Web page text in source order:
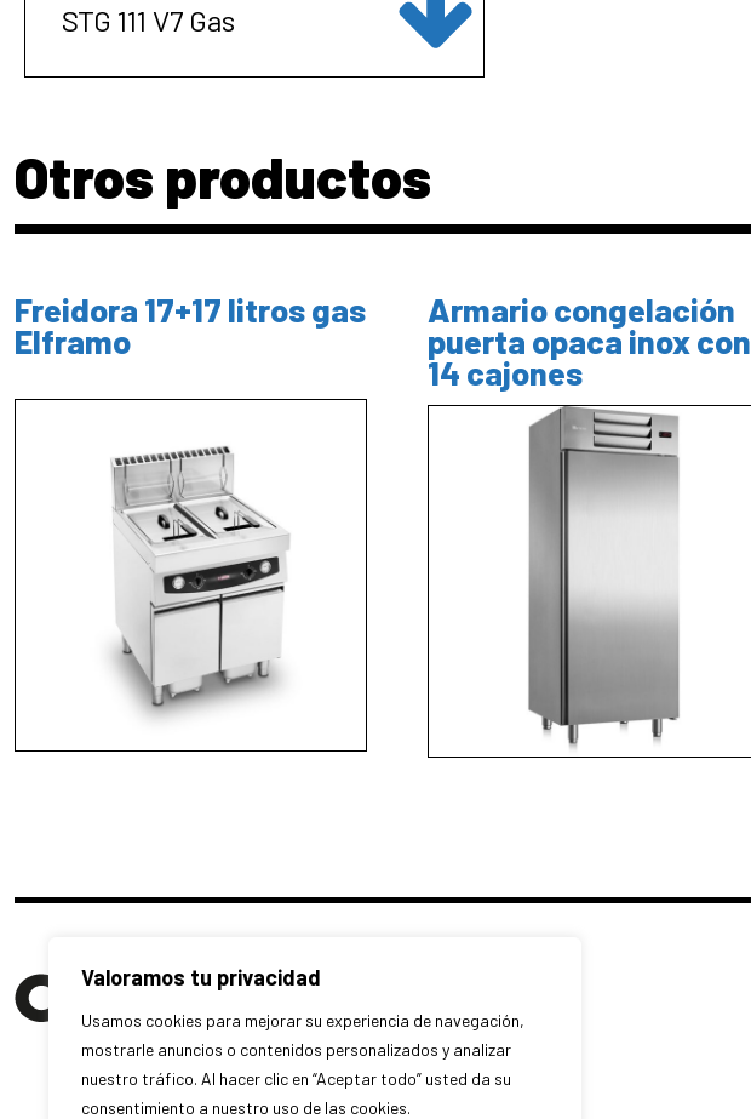
Valoramos tu privacidad
Usamos cookies para mejorar su experiencia de navegación,
mostrarle anuncios o contenidos personalizados y analizar
nuestro tráfico. Al hacer clic en “Aceptar todo” usted da su
consentimiento a nuestro uso de las cookies.
STG 111 V7 Gas
Otros productos
Freidora 17+17 litros gas
Elframo
Armario congelación
puerta opaca inox con
14 cajones